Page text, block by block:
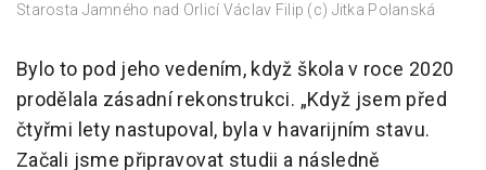
Starosta Jamného nad Orlicí Václav Filip (c) Jitka Polanská
Bylo to pod jeho vedením, když škola v roce 2020
prodělala zásadní rekonstrukci. „Když jsem před
čtyřmi lety nastupoval, byla v havarijním stavu.
Začali jsme připravovat studii a následně